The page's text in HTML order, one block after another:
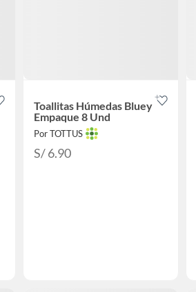
Toallitas Húmedas Bluey
Empaque 8 Und
Por TOTTUS
S/ 6.90